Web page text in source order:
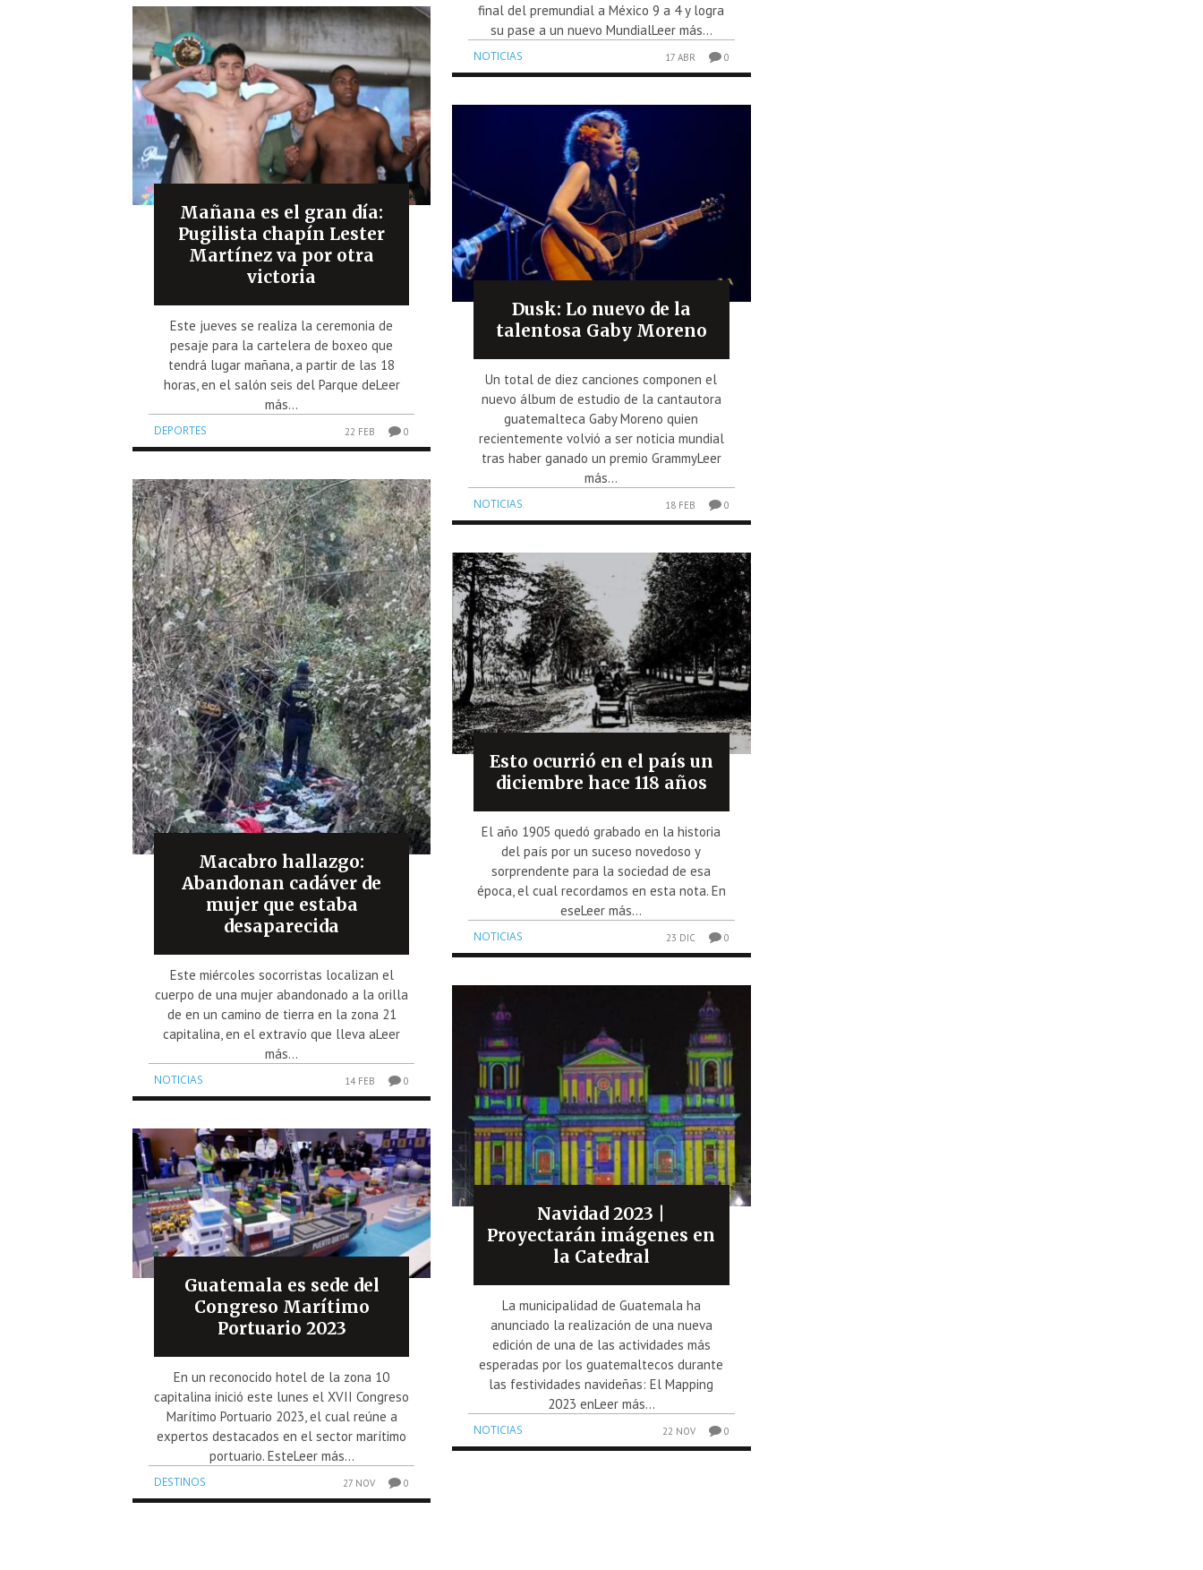
Mañana es el gran día:
Pugilista chapín Lester
Martínez va por otra
victoria
Este jueves se realiza la ceremonia de
pesaje para la cartelera de boxeo que
tendrá lugar mañana, a partir de las 18
horas, en el salón seis del Parque deLeer
más...
DEPORTES 22 FEB 0
Macabro hallazgo:
Abandonan cadáver de
mujer que estaba
desaparecida
Este miércoles socorristas localizan el
cuerpo de una mujer abandonado a la orilla
de en un camino de tierra en la zona 21
capitalina, en el extravío que lleva aLeer
más...
NOTICIAS 14 FEB 0
Guatemala es sede del
Congreso Marítimo
Portuario 2023
En un reconocido hotel de la zona 10
capitalina inició este lunes el XVII Congreso
Marítimo Portuario 2023, el cual reúne a
expertos destacados en el sector marítimo
portuario. EsteLeer más...
DESTINOS 27 NOV 0
final del premundial a México 9 a 4 y logra
su pase a un nuevo MundialLeer más...
NOTICIAS 17 ABR 0
Dusk: Lo nuevo de la
talentosa Gaby Moreno
Un total de diez canciones componen el
nuevo álbum de estudio de la cantautora
guatemalteca Gaby Moreno quien
recientemente volvió a ser noticia mundial
tras haber ganado un premio GrammyLeer
más...
NOTICIAS 18 FEB 0
Esto ocurrió en el país un
diciembre hace 118 años
El año 1905 quedó grabado en la historia
del país por un suceso novedoso y
sorprendente para la sociedad de esa
época, el cual recordamos en esta nota. En
eseLeer más...
NOTICIAS 23 DIC 0
Navidad 2023 |
Proyectarán imágenes en
la Catedral
La municipalidad de Guatemala ha
anunciado la realización de una nueva
edición de una de las actividades más
esperadas por los guatemaltecos durante
las festividades navideñas: El Mapping
2023 enLeer más...
NOTICIAS 22 NOV 0